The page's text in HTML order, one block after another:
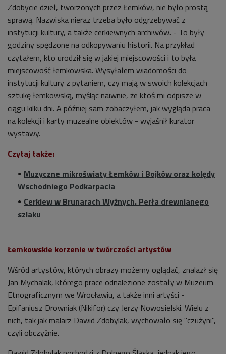
Zdobycie dzieł, tworzonych przez Łemków, nie było prostą
sprawą. Nazwiska nieraz trzeba było odgrzebywać z
instytucji kultury, a także cerkiewnych archiwów. - To były
godziny spędzone na odkopywaniu historii. Na przykład
czytałem, kto urodził się w jakiej miejscowości i to była
miejscowość łemkowska. Wysyłałem wiadomości do
instytucji kultury z pytaniem, czy mają w swoich kolekcjach
sztukę łemkowską, myśląc naiwnie, że ktoś mi odpisze w
ciągu kilku dni. A później sam zobaczyłem, jak wygląda praca
na kolekcji i karty muzealne obiektów - wyjaśnił kurator
wystawy.
Czytaj także:
Muzyczne mikroświaty Łemków i Bojków oraz kolędy
Wschodniego Podkarpacia
Cerkiew w Brunarach Wyżnych. Perła drewnianego
szlaku
Łemkowskie korzenie w twórczości artystów
Wśród artystów, których obrazy możemy oglądać, znalazł się
Jan Mychalak, którego prace odnalezione zostały w Muzeum
Etnograficznym we Wrocławiu, a także inni artyści -
Epifaniusz Drowniak (Nikifor) czy Jerzy Nowosielski. Wielu z
nich, tak jak malarz Dawid Zdobylak, wychowało się "czużyni",
czyli obczyźnie.